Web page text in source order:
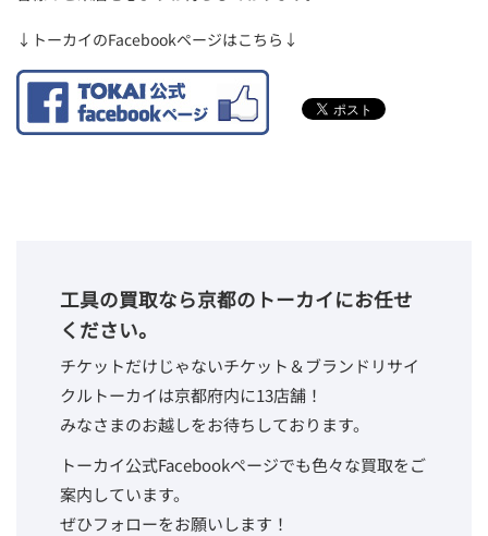
↓トーカイのFacebookページはこちら↓
工具の買取なら京都のトーカイにお任せ
ください。
チケットだけじゃないチケット＆ブランドリサイ
クルトーカイは京都府内に13店舗！
みなさまのお越しをお待ちしております。
トーカイ公式Facebookページでも色々な買取をご
案内しています。
ぜひフォローをお願いします！